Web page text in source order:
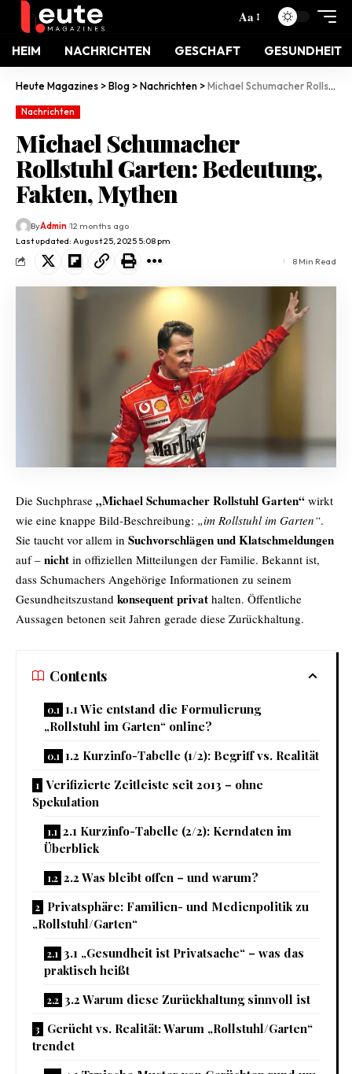
Aa
HEIM NACHRICHTEN GESCHAFT GESUNDHEIT
Heute Magazines >Blog >Nachrichten >Michael Schumacher Rollstuhl Garten: Bedeutung, Fakten, Mythen
Nachrichten
Michael Schumacher
Rollstuhl Garten: Bedeutung,
Fakten, Mythen
Last updated: August 25, 2025 5:08 pm
ByAdmin 12 months ago
8 Min Read
Die Suchphrase „Michael Schumacher Rollstuhl Garten“ wirkt
wie eine knappe Bild-Beschreibung: „im Rollstuhl im Garten“.
Sie taucht vor allem in Suchvorschlägen und Klatschmeldungen
auf – nicht in offiziellen Mitteilungen der Familie. Bekannt ist,
dass Schumachers Angehörige Informationen zu seinem
Gesundheitszustand konsequent privat halten. Öffentliche
Aussagen betonen seit Jahren gerade diese Zurückhaltung.
Contents
1.1 Wie entstand die Formulierung
„Rollstuhl im Garten“ online?
1.2 Kurzinfo-Tabelle (1/2): Begriff vs. Realität
Verifizierte Zeitleiste seit 2013 – ohne
Spekulation
2.1 Kurzinfo-Tabelle (2/2): Kern­daten im
Überblick
2.2 Was bleibt offen – und warum?
Privatsphäre: Familien- und Medienpolitik zu
„Rollstuhl/Garten“
3.1 „Gesundheit ist Privatsache“ – was das
praktisch heißt
3.2 Warum diese Zurückhaltung sinnvoll ist
Gerücht vs. Realität: Warum „Rollstuhl/Garten“
trendet